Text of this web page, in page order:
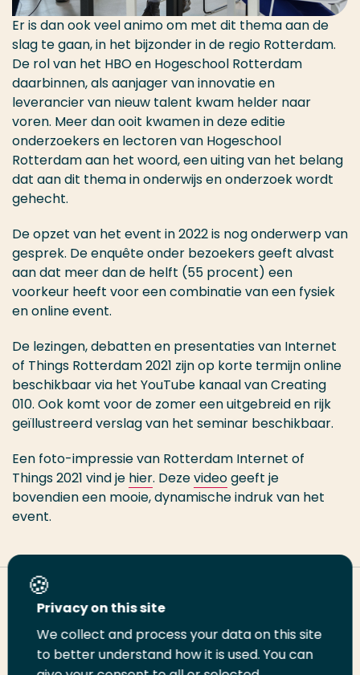
Er is dan ook veel animo om met dit thema aan de
slag te gaan, in het bijzonder in de regio Rotterdam.
De rol van het HBO en Hogeschool Rotterdam
daarbinnen, als aanjager van innovatie en
leverancier van nieuw talent kwam helder naar
voren. Meer dan ooit kwamen in deze editie
onderzoekers en lectoren van Hogeschool
Rotterdam aan het woord, een uiting van het belang
dat aan dit thema in onderwijs en onderzoek wordt
gehecht.
De opzet van het event in 2022 is nog onderwerp van
gesprek. De enquête onder bezoekers geeft alvast
aan dat meer dan de helft (55 procent) een
voorkeur heeft voor een combinatie van een fysiek
en online event.
De lezingen, debatten en presentaties van Internet
of Things Rotterdam 2021 zijn op korte termijn online
beschikbaar via het YouTube kanaal van Creating
010. Ook komt voor de zomer een uitgebreid en rijk
geïllustreerd verslag van het seminar beschikbaar.
Een foto-impressie van Rotterdam Internet of
Things 2021 vind je hier. Dezevideogeeft je
bovendien een mooie, dynamische indruk van het
event.
Deel deze pagina
DeelDeelDeelEmailPrint
Privacy on this site
We collect and process your data on this site
to better understand how it is used. You can